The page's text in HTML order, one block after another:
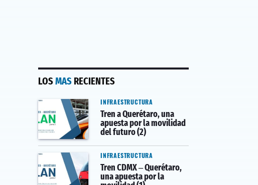
LOSMAS RECIENTES
INFRAESTRUCTURA
Tren a Querétaro, una
apuesta por la movilidad
del futuro (2)
INFRAESTRUCTURA
Tren CDMX – Querétaro,
una apuesta por la